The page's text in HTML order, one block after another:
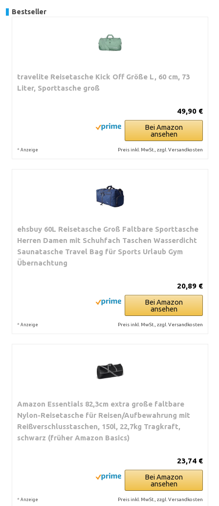
Bestseller
travelite Reisetasche Kick Off Größe L, 60 cm, 73
Liter, Sporttasche groß
49,90 €
Bei Amazon
ansehen
* Anzeige Preis inkl. MwSt., zzgl. Versandkosten
ehsbuy 60L Reisetasche Groß Faltbare Sporttasche
Herren Damen mit Schuhfach Taschen Wasserdicht
Saunatasche Travel Bag für Sports Urlaub Gym
Übernachtung
20,89 €
Bei Amazon
ansehen
* Anzeige Preis inkl. MwSt., zzgl. Versandkosten
Amazon Essentials 82,3cm extra große faltbare
Nylon-Reisetasche für Reisen/Aufbewahrung mit
Reißverschlusstaschen, 150l, 22,7kg Tragkraft,
schwarz (früher Amazon Basics)
23,74 €
Bei Amazon
ansehen
* Anzeige Preis inkl. MwSt., zzgl. Versandkosten